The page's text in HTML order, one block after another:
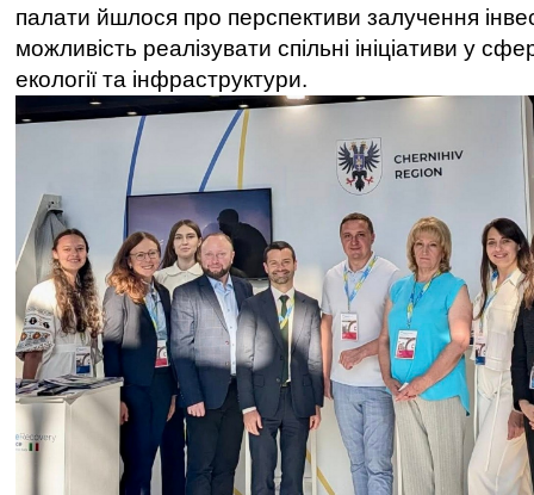
палати йшлося про перспективи залучення
можливість реалізувати спільні ініціативи у
екології та інфраструктури.